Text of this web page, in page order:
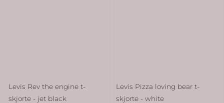
Levis Rev the engine t-
skjorte - jet black
Levis Pizza loving bear t-
skjorte - white